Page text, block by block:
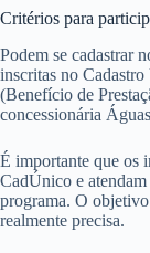
Critérios para
Podem se cadastrar
inscritas no
(Benefício de
concessionária
É importante que os
CadÚnico e
programa. O
realmente precisa.